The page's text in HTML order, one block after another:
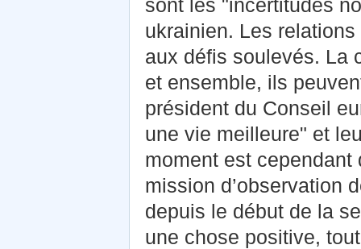
sont les "incertitudes
ukrainien. Les
aux défis soulevés. La
et ensemble, ils
président du Conseil
une vie meilleure" et
moment est cependant
mission d’observation
depuis le début de la
une chose positive,